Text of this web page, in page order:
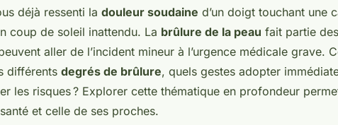
réagir et
déjà ressenti la douleur soudaine d’un doigt touchant une
coup de soleil inattendu. La brûlure de la peau fait partie
aller de l’incident mineur à l’urgence médicale grave.
différents degrés de brûlure, quels gestes adopter
les risques ? Explorer cette thématique en profondeur
et celle de ses proches.